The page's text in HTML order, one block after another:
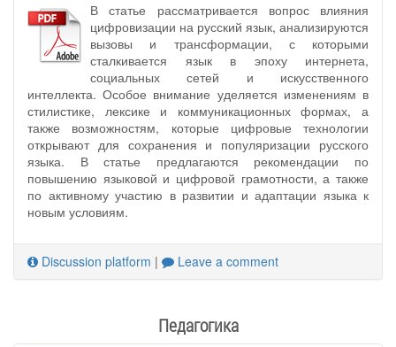
В статье рассматривается вопрос влияния
цифровизации на русский язык, анализируются
вызовы и трансформации, с которыми
сталкивается язык в эпоху интернета,
социальных сетей и искусственного
интеллекта. Особое внимание уделяется изменениям в
стилистике, лексике и коммуникационных формах, а
также возможностям, которые цифровые технологии
открывают для сохранения и популяризации русского
языка. В статье предлагаются рекомендации по
повышению языковой и цифровой грамотности, а также
по активному участию в развитии и адаптации языка к
новым условиям.
Discussion platform | Leave a comment
Педагогика